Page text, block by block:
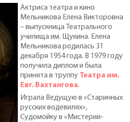
Актриса театра и кино
Мельникова Елена Викторовна
– выпускница Театрального
училища им. Щукина. Елена
Мельникова родилась 31
декабря 1954 года. В 1979 году
получила диплом и была
принята в труппу Театра им.
Евг. Вахтангова.
Играла Ведущую в «Старинных
русских водевилях»,
Судомойку в «Мистерии-